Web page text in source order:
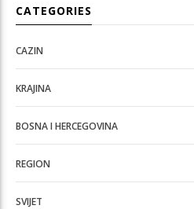
CATEGORIES
CAZIN
KRAJINA
BOSNA I HERCEGOVINA
REGION
SVIJET